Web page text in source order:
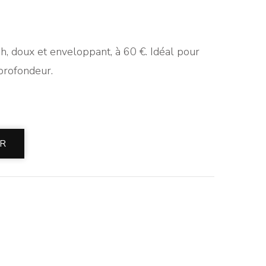
doux et enveloppant, à 60 €. Idéal pour